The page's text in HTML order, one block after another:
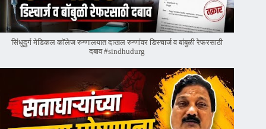
सिंधुदुर्ग मेडिकल कॉलेज रुग्णालयात दाखल रुग्णांवर डिस्चार्ज व बांबुळी रेफरसाठी
दबाव #sindhudurg